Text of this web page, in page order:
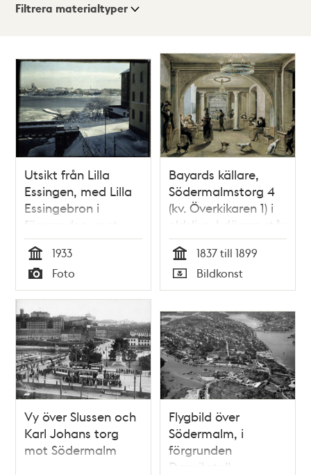
Visningsläge
Lista
Karta
Filtrera materialtyper
4803träffar
Utsikt från Lilla
Essingen, med Lilla
Essingebron i
förgrunden, mot
Södermalm och
Långholmen
Tid
1933
Typ
Foto
Bayards källare,
Södermalmstorg 4
(kv. Överkikaren 1) i
eldsljus. I dörren står
tobaksfabrikören
Erik Fohman.
Tid
1837 till 1899
Typ
Bildkonst
Vy över Slussen och
Karl Johans torg
mot Södermalm
Flygbild över
Södermalm, i
förgrunden
Danvikstull